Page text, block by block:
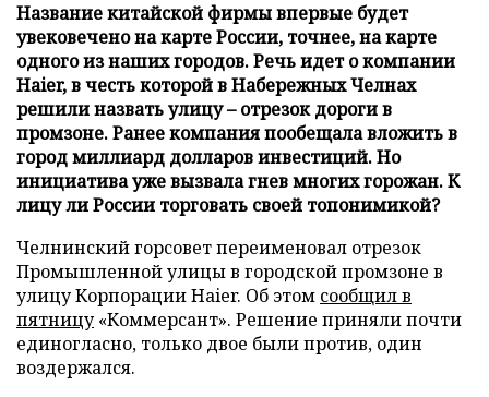
Название китайской фирмы впервые будет
увековечено на карте России, точнее, на карте
одного из наших городов. Речь идет о компании
Haier, в честь которой в Набережных Челнах
решили назвать улицу – отрезок дороги в
промзоне. Ранее компания пообещала вложить в
город миллиард долларов инвестиций. Но
инициатива уже вызвала гнев многих горожан. К
лицу ли России торговать своей топонимикой?
Челнинский горсовет переименовал отрезок
Промышленной улицы в городской промзоне в
улицу Корпорации Haier. Об этом сообщил в
пятницу«Коммерсант». Решение приняли почти
единогласно, только двое были против, один
воздержался.